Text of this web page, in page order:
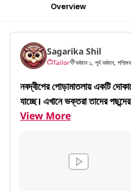
Overview
Sagarika Shil
Tailor বর্ধমান ১, পূর্ব বর্ধমান,
নবদ্বীপের পোড়ামাতলায় একটি
যাচ্ছে। এখানে ভক্তরা তাদের
View More